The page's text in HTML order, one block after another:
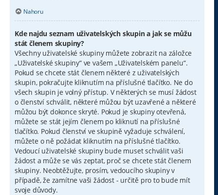
Nahoru
Kde najdu seznam uživatelských skupin a jak se můžu
stát členem skupiny?
Všechny uživatelské skupiny můžete zobrazit na záložce
„Uživatelské skupiny“ ve vašem „Uživatelském panelu“.
Pokud se chcete stát členem některé z uživatelských
skupin, pokračujte kliknutím na příslušné tlačítko. Ne do
všech skupin je volný přístup. V některých se musí žádost
o členství schválit, některé můžou být uzavřené a některé
můžou být dokonce skryté. Pokud je skupiny otevřená,
můžete se stát jejím členem po kliknutí na příslušné
tlačítko. Pokud členství ve skupině vyžaduje schválení,
můžete o ně požádat kliknutím na příslušné tlačítko.
Vedoucí uživatelské skupiny bude muset schválit vaši
žádost a může se vás zeptat, proč se chcete stát členem
skupiny. Neobtěžujte, prosím, vedoucího skupiny v
případě, že zamítne vaši žádost - určitě pro to bude mít
svoje důvody.